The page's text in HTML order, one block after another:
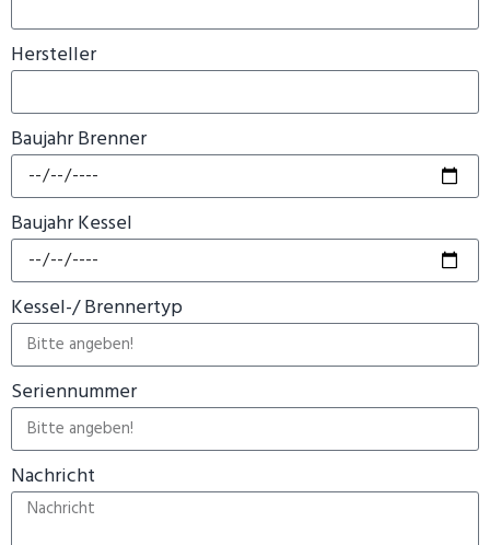
Hersteller
Baujahr Brenner
Baujahr Kessel
Kessel-/ Brennertyp
Seriennummer
Nachricht